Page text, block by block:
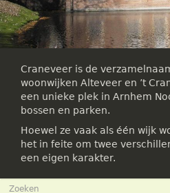
Craneveer is de
woonwijken Alteveer en ’t
een unieke plek in Arnhem
bossen en parken.
Hoewel ze vaak als één wijk
het in feite om twee
een eigen karakter.
Zoekveld